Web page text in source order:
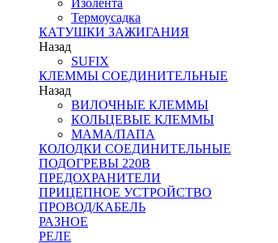
Изолента
Термоусадка
КАТУШКИ ЗАЖИГАНИЯ
Назад
SUFIX
КЛЕММЫ СОЕДИНИТЕЛЬНЫЕ
Назад
ВИЛОЧНЫЕ КЛЕММЫ
КОЛЬЦЕВЫЕ КЛЕММЫ
МАМА/ПАПА
КОЛОДКИ СОЕДИНИТЕЛЬНЫЕ
ПОДОГРЕВЫ 220В
ПРЕДОХРАНИТЕЛИ
ПРИЦЕПНОЕ УСТРОЙСТВО
ПРОВОД/КАБЕЛЬ
РАЗНОЕ
РЕЛЕ